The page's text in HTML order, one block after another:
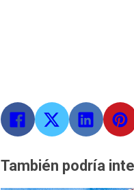
También podría